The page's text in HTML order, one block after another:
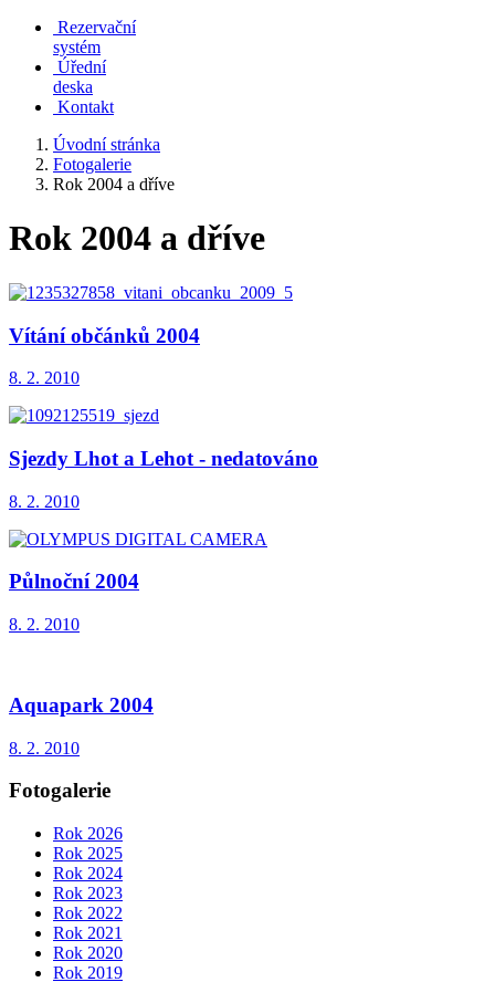
Rezervační
systém
Úřední
deska
Kontakt
Úvodní stránka
Fotogalerie
Rok 2004 a dříve
Rok 2004 a dříve
Vítání občánků 2004
8. 2. 2010
Sjezdy Lhot a Lehot - nedatováno
8. 2. 2010
Půlnoční 2004
8. 2. 2010
Aquapark 2004
8. 2. 2010
Fotogalerie
Rok 2026
Rok 2025
Rok 2024
Rok 2023
Rok 2022
Rok 2021
Rok 2020
Rok 2019